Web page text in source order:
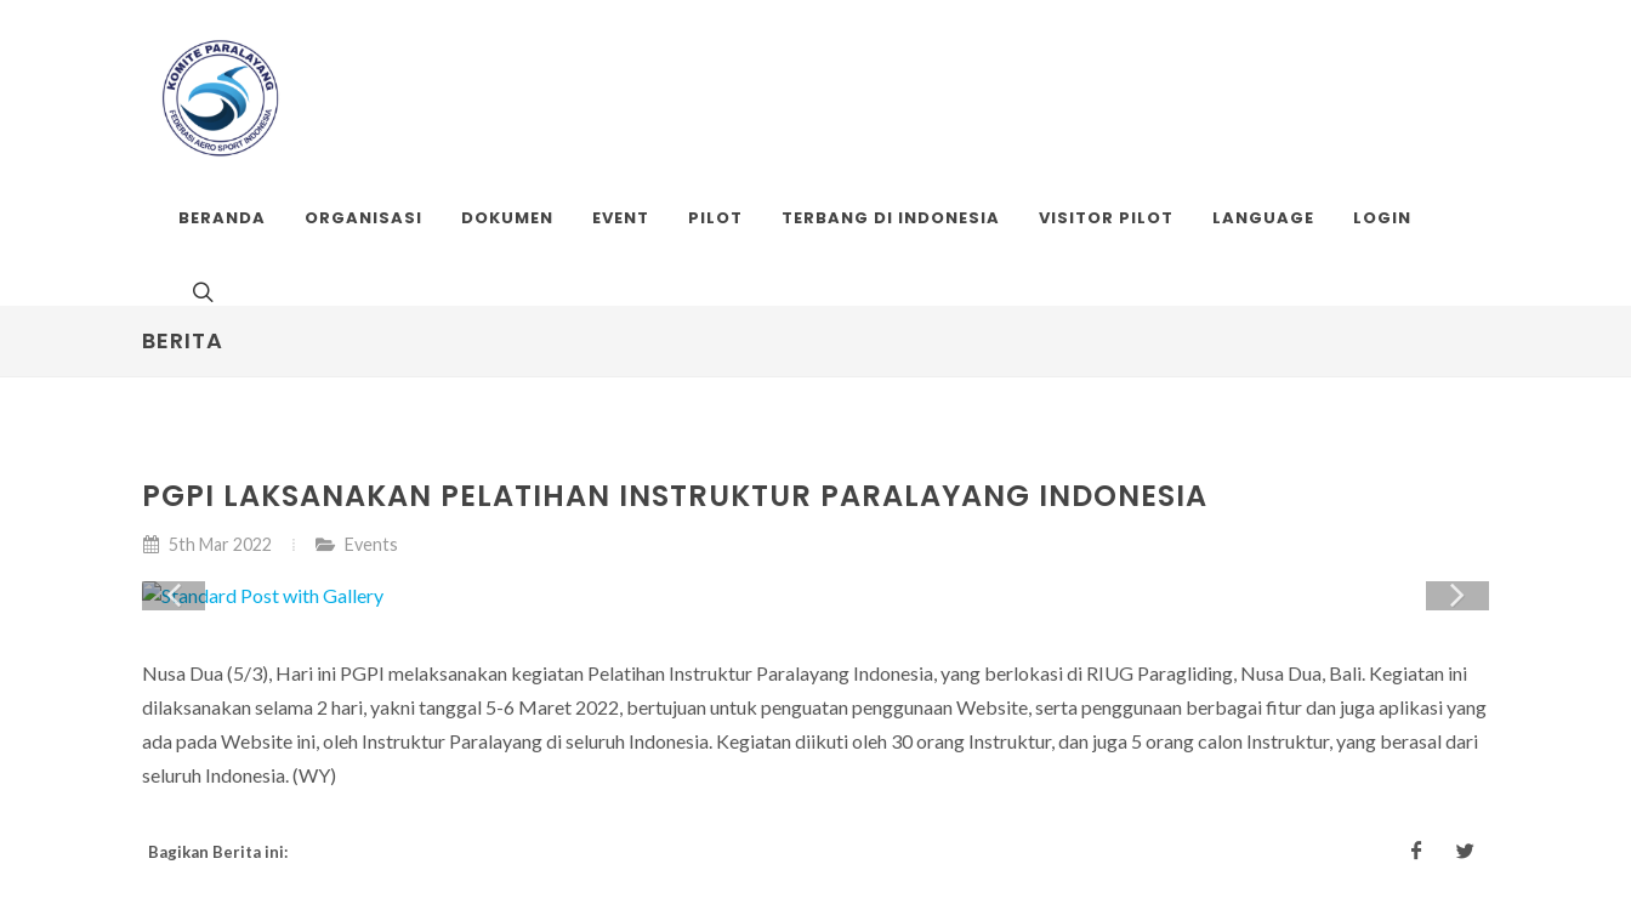
BERANDA ORGANISASI DOKUMEN EVENT PILOT TERBANG DI INDONESIA VISITOR PILOT LANGUAGE LOGIN
BERITA
PGPI LAKSANAKAN PELATIHAN INSTRUKTUR PARALAYANG INDONESIA
5th Mar 2022 Events
Nusa Dua (5/3), Hari ini PGPI melaksanakan kegiatan Pelatihan Instruktur Paralayang Indonesia, yang berlokasi di RIUG Paragliding, Nusa Dua, Bali. Kegiatan ini
dilaksanakan selama 2 hari, yakni tanggal 5-6 Maret 2022, bertujuan untuk penguatan penggunaan Website, serta penggunaan berbagai fitur dan juga aplikasi yang
ada pada Website ini, oleh Instruktur Paralayang di seluruh Indonesia. Kegiatan diikuti oleh 30 orang Instruktur, dan juga 5 orang calon Instruktur, yang berasal dari
seluruh Indonesia. (WY)
Bagikan Berita ini: